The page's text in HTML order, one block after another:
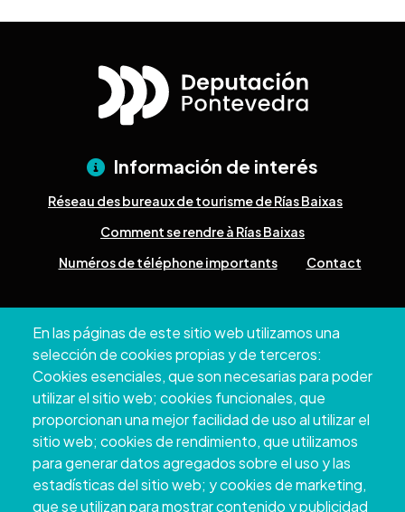
En las páginas de este sitio web utilizamos una
selección de cookies propias y de terceros:
Cookies esenciales, que son necesarias para poder
utilizar el sitio web; cookies funcionales, que
proporcionan una mejor facilidad de uso al utilizar el
sitio web; cookies de rendimiento, que utilizamos
para generar datos agregados sobre el uso y las
estadísticas del sitio web; y cookies de marketing,
que se utilizan para mostrar contenido y publicidad
Información de interés
Réseau des bureaux de tourisme de Rías Baixas
Comment se rendre à Rías Baixas
Numéros de téléphone importants
Contact
Pontevedra
+34 986 804 100 | +34 986 804 124